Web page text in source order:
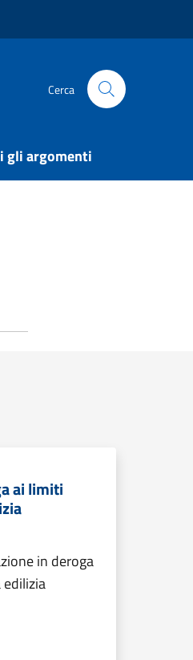
Cerca
gli argomenti
ai limiti
in deroga